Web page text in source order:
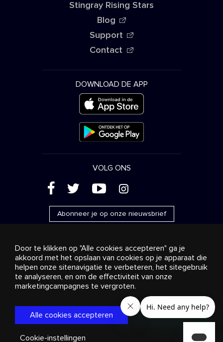
Stingray Rising Stars
Blog
Support
Contact
DOWNLOAD DE APP
VOLG ONS
( ' + &
Abonneer je op onze nieuwsbrief
Reclame
Streaming en distributie
Consumentenproducten
Bedrijfsoplossingen
Over ons
Cookies settings
© 2018-2025 Stingray Group Inc. Alle rechten voorbehouden.
STINGRAY®, STINGRAY® MUSIC en andere verwante merken
en logo’s zijn handelsmerken van Stingray Group in Canada,
gebieden.Privacybeleid Algemene voorwaarden
Door te klikken op "Alle cookies accepteren" ga je
akkoord met het opslaan van cookies op je apparaat die
helpen onze sitenavigatie te verbeteren, het sitegebruik
te analyseren, en om de effectiviteit van onze
marketingcampagnes te vergroten.
Alle cookies accepteren
Cookie-instellingen